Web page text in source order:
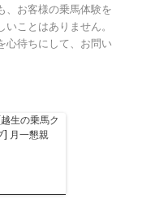
、お客様の乗馬体験を
ことはありません。
心待ちにして、お問い